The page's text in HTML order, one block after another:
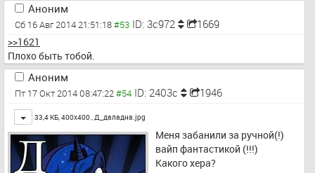
Аноним
Сб 16 Авг 2014 21:51:18 ID: 3c972 1669
>>1621
Плохо быть тобой.
Аноним
Пт 17 Окт 2014 08:47:22 ID: 2403c 1946
Toggle
33,4 КБ, 400x400 , Д_даладна.jpg
Меня забанили за ручной(!)
вайп фантастикой (!!!)
Какого хера?